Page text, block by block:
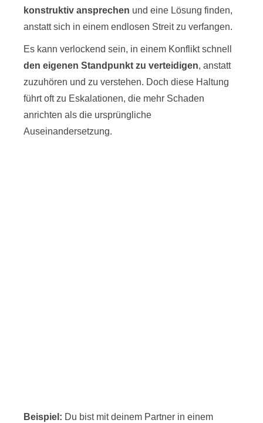
konstruktiv ansprechen und eine Lösung finden,
anstatt sich in einem endlosen Streit zu verfangen.
Es kann verlockend sein, in einem Konflikt schnell
den eigenen Standpunkt zu verteidigen, anstatt
zuzuhören und zu verstehen. Doch diese Haltung
führt oft zu Eskalationen, die mehr Schaden
anrichten als die ursprüngliche
Auseinandersetzung.
Beispiel: Du bist mit deinem Partner in einem